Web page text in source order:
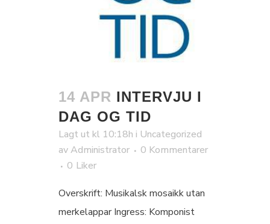
14 APR INTERVJU I
DAG OG TID
Lagt ut kl 10:18h i Uncategorized
avAdministrator
0 Kommentarer
0 Liker
Overskrift: Musikalsk mosaikk utan
merkelappar Ingress: Komponist